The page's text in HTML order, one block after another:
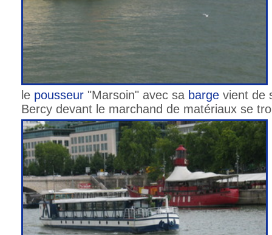
le pousseur "Marsoin" avec sa barge vient de
Bercy devant le marchand de matériaux se